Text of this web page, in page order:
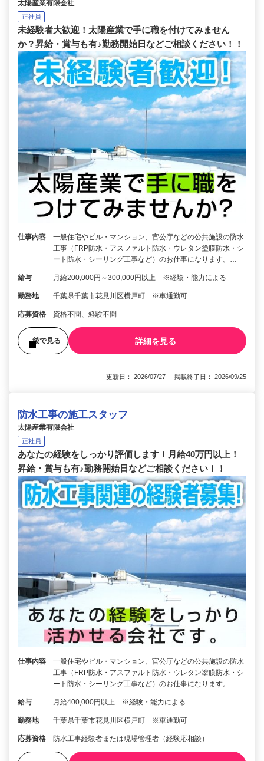
太陽産業有限会社
正社員
未経験者大歓迎！太陽産業で手に職を付けてみません
か？昇給・賞与も有♪勤務開始日などご相談ください！！
仕事内容
一般住宅やビル・マンション、官公庁などの公共施設の防水
工事（FRP防水・アスファルト防水・ウレタン塗膜防水・シ
ート防水・シーリング工事など）のお仕事になります。…
給与 月給200,000円～300,000円以上 ※経験・能力による
勤務地 千葉県千葉市花見川区横戸町 ※車通勤可
応募資格 資格不問、経験不問
後で見る 詳細を見る
更新日： 2026/07/27 掲載終了日： 2026/09/25
防水工事の施工スタッフ
太陽産業有限会社
正社員
あなたの経験をしっかり評価します！月給40万円以上！
昇給・賞与も有♪勤務開始日などご相談ください！！
仕事内容
一般住宅やビル・マンション、官公庁などの公共施設の防水
工事（FRP防水・アスファルト防水・ウレタン塗膜防水・シ
ート防水・シーリング工事など）のお仕事になります。…
給与 月給400,000円以上 ※経験・能力による
勤務地 千葉県千葉市花見川区横戸町 ※車通勤可
応募資格 防水工事経験者または現場管理者（経験応相談）